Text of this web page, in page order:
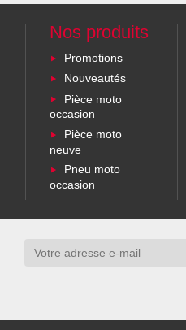
Nos produits
Promotions
Nouveautés
Pièce moto
occasion
Pièce moto
neuve
Pneu moto
occasion